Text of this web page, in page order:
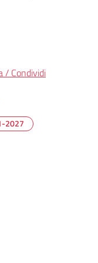
/ Condividi
2027